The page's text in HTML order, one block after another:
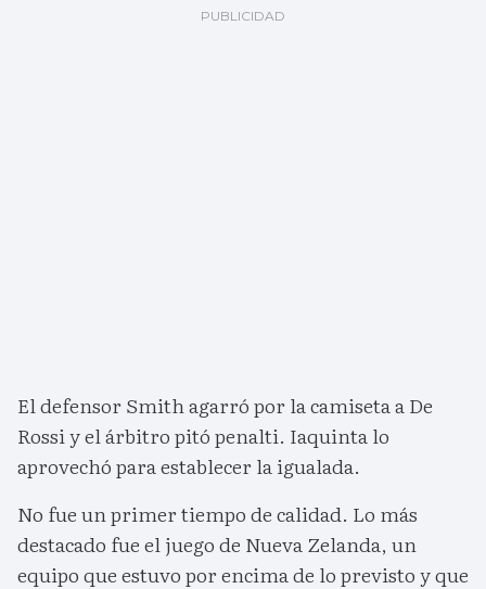
El defensor Smith agarró por la camiseta a De
Rossi y el árbitro pitó penalti. Iaquinta lo
aprovechó para establecer la igualada.
No fue un primer tiempo de calidad. Lo más
destacado fue el juego de Nueva Zelanda, un
equipo que estuvo por encima de lo previsto y que